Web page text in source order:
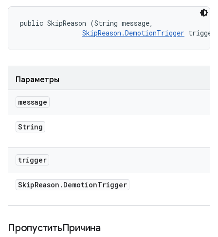
public SkipReason (String message,
SkipReason.DemotionTrigger
Параметры
message
String
trigger
SkipReason . DemotionTrigger
ПропуститьПричина